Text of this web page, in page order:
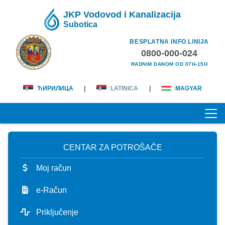
JKP Vodovod i Kanalizacija
Subotica
BESPLATNA INFO LINIJA
0800-000-024
RADNIM DANOM OD 07H-15H
ЋИРИЛИЦА LATINICA MAGYAR
POČETNA
O NAMA
lična karta
KORISNICI
CENTAR ZA POTROŠAČE
Moj račun
e-Račun
Priključenje